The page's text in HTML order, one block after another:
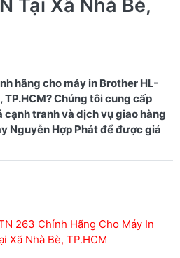
Tại Xã Nhà Bè,
hãng cho máy in Brother HL-
TP.HCM? Chúng tôi cung cấp
tranh và dịch vụ giao hàng
Nguyễn Hợp Phát để được giá
263 Chính Hãng Cho Máy In
Xã Nhà Bè, TP.HCM